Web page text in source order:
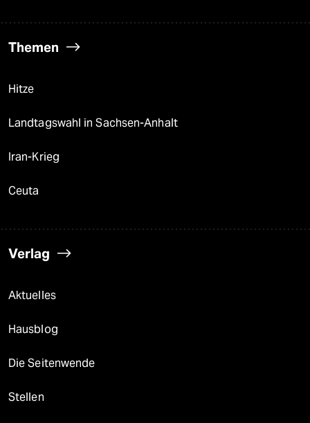
Themen
Hitze
Landtagswahl in Sachsen-Anhalt
Iran-Krieg
Ceuta
Verlag
Aktuelles
Hausblog
Die Seitenwende
Stellen